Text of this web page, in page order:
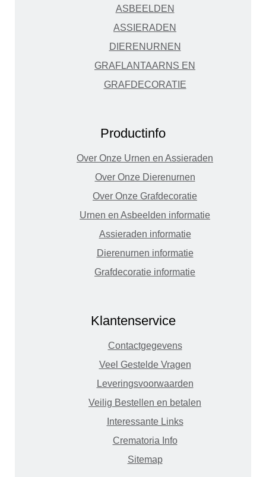
ASBEELDEN
ASSIERADEN
DIERENURNEN
GRAFLANTAARNS EN
GRAFDECORATIE
Productinfo
Over Onze Urnen en Assieraden
Over Onze Dierenurnen
Over Onze Grafdecoratie
Urnen en Asbeelden informatie
Assieraden informatie
Dierenurnen informatie
Grafdecoratie informatie
Klantenservice
Contactgegevens
Veel Gestelde Vragen
Leveringsvoorwaarden
Veilig Bestellen en betalen
Interessante Links
Crematoria Info
Sitemap